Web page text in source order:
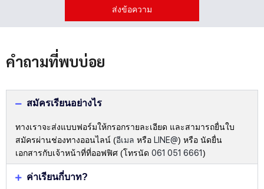
ส่งข้อความ
Alternative:
คำถามที่พบบ่อย
สมัครเรียนอย่างไร
ทางเราจะส่งแบบฟอร์มให้กรอกรายละเอียด และสามารถยื่นใบ
สมัครผ่านช่องทางออนไลน์ (อีเมล หรือ LINE@) หรือ นัดยื่น
เอกสารกับเจ้าหน้าที่ที่ออฟฟิศ (โทรนัด 061 051 6661)
ค่าเรียนกี่บาท?